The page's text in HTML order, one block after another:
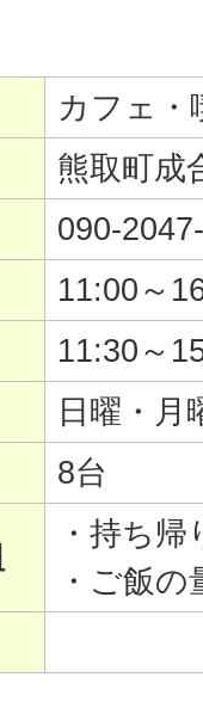
カフェ・
熊取町成
090-
11:00～
11:30～
日曜・月
8台
・持ち
・ご飯